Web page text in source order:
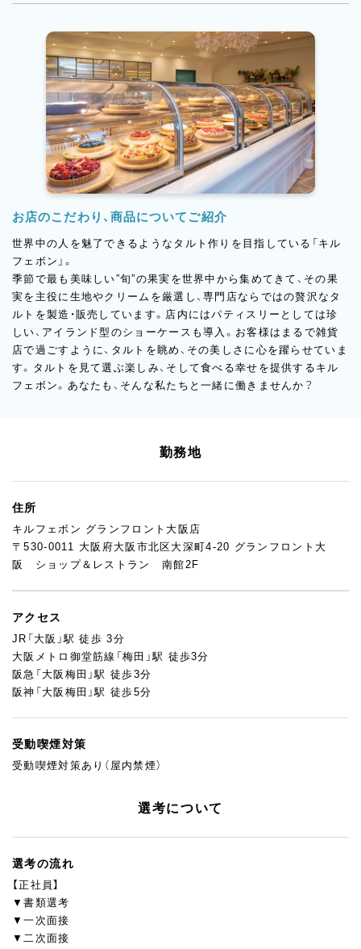
お店のこだわり、商品についてご紹介
世界中の人を魅了できるようなタルト作りを目指している「キル
フェボン」。
季節で最も美味しい”旬”の果実を世界中から集めてきて、その果
実を主役に生地やクリームを厳選し、専門店ならではの贅沢なタ
ルトを製造・販売しています。店内にはパティスリーとしては珍
しい、アイランド型のショーケースも導入。お客様はまるで雑貨
店で過ごすように、タルトを眺め、その美しさに心を躍らせていま
す。タルトを見て選ぶ楽しみ、そして食べる幸せを提供するキル
フェボン。あなたも、そんな私たちと一緒に働きませんか？
勤務地
住所
キルフェボン グランフロント大阪店
〒530-0011 大阪府大阪市北区大深町4-20 グランフロント大
阪 ショップ＆レストラン 南館2F
アクセス
JR「大阪」駅 徒歩 3分
大阪メトロ御堂筋線「梅田」駅 徒歩3分
阪急「大阪梅田」駅 徒歩3分
阪神「大阪梅田」駅 徒歩5分
受動喫煙対策
受動喫煙対策あり（屋内禁煙）
選考について
選考の流れ
【正社員】
▼書類選考
▼一次面接
▼二次面接